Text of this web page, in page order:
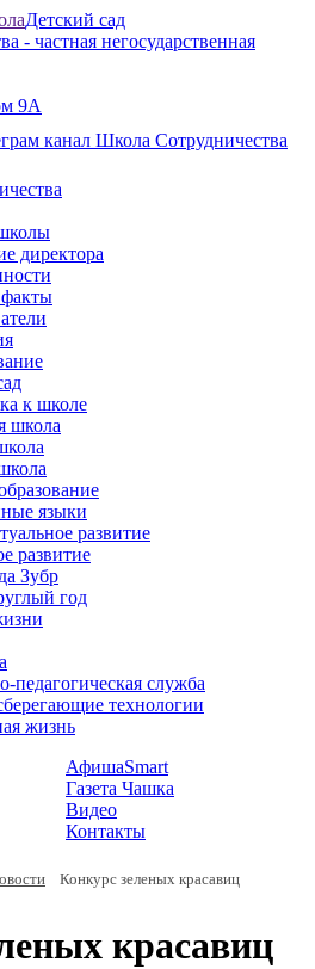
Детский сад
9А
директора
к школе
школа
языки
развитие
развитие
Зубр
год
педагогическая служба
технологии
жизнь
АфишаSmart
Газета Чашка
Видео
Контакты
Конкурс зеленых красавиц
красавиц